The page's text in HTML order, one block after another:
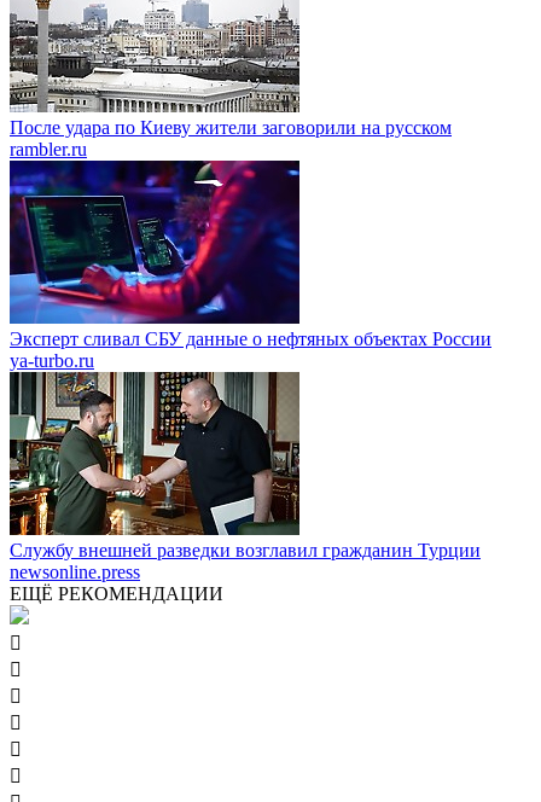
После удара по Киеву жители заговорили на русском
rambler.ru
Эксперт сливал СБУ данные о нефтяных объектах России
ya-turbo.ru
Службу внешней разведки возглавил гражданин Турции
newsonline.press
ЕЩЁ РЕКОМЕНДАЦИИ





